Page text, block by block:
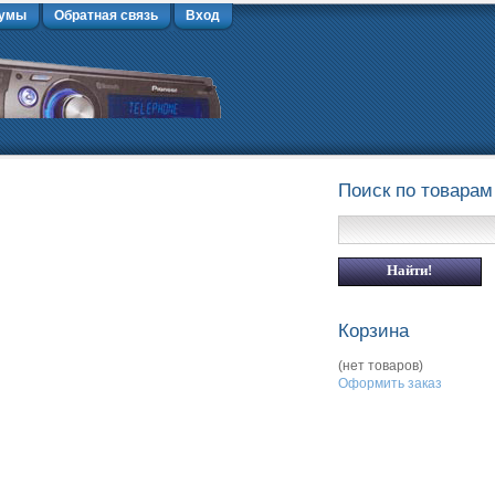
Обратная связь Вход
Поиск по товарам
Корзина
(нет товаров)
Оформить заказ